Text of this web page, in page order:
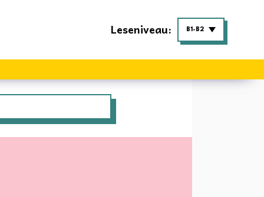
Leseniveau: B1-B2